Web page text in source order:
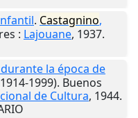
. Castagnino,
: Lajouane, 1937.
la época de
1999). Buenos
de Cultura, 1944.